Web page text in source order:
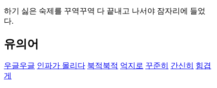
하기 싫은 숙제를 꾸역꾸역 다 끝내고 나서야 잠자리에 들었
다.
유의어
우글우글 인파가 몰리다 북적북적 억지로 꾸준히 간신히 힘겹
게